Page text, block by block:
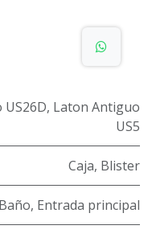
, Laton Antiguo
US5
Caja, Blister
Baño, Entrada principal